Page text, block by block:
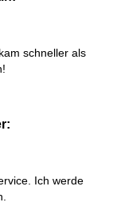
schneller als
Ich werde